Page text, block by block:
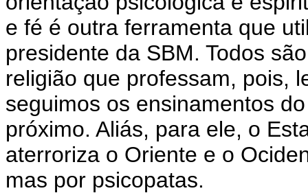
e fé é outra ferramenta que
presidente da SBM. Todos
religião que professam, pois,
seguimos os ensinamentos
próximo. Aliás, para ele, o
aterroriza o Oriente e o
mas por psicopatas.